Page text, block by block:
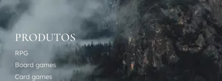
PRODUTOS
RPG
Board games
Card games